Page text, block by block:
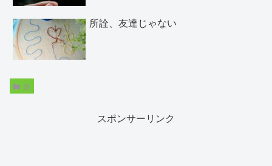
所詮、友達じゃない
娘
スポンサーリンク